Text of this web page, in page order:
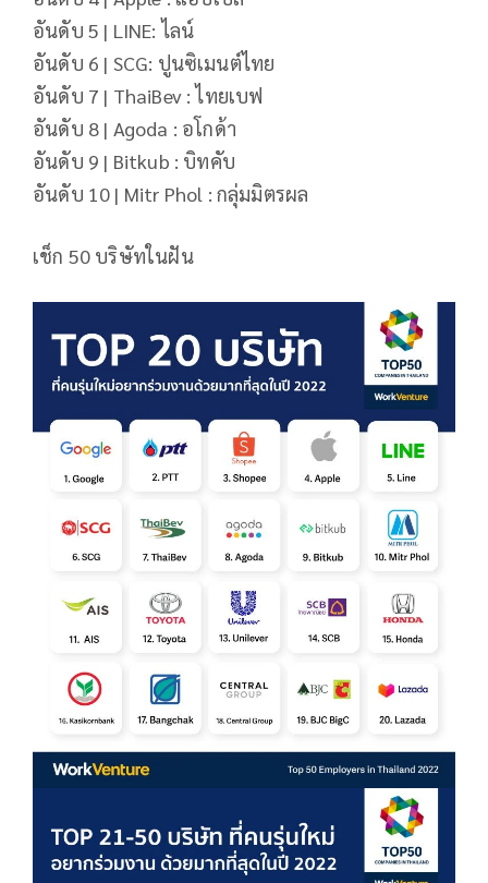
อันดับ 5 | LINE: ไลน์
อันดับ 6 | SCG: ปูนซิเมนต์ไทย
อันดับ 7 | ThaiBev : ไทยเบฟ
อันดับ 8 | Agoda : อโกด้า
อันดับ 9 | Bitkub : บิทคับ
อันดับ 10 | Mitr Phol : กลุ่มมิตรผล
เช็ก 50 บริษัทในฝัน